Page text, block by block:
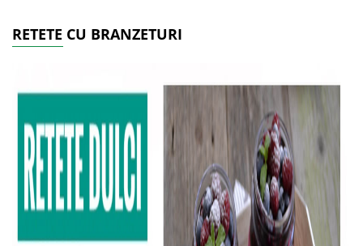
RETETE CU BRANZETURI